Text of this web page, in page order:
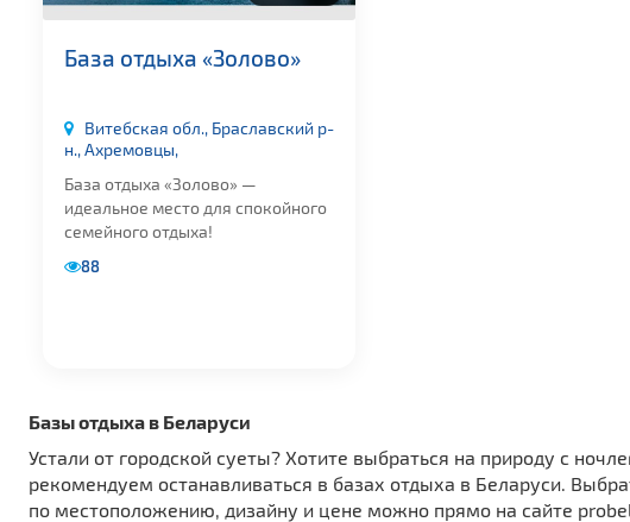
База отдыха «Золово»
Витебская обл., Браславский р-
н., Ахремовцы,
База отдыха «Золово» —
идеальное место для спокойного
семейного отдыха!
88
Базы отдыха в Беларуси
Устали от городской суеты? Хотите выбраться на природу с
рекомендуем останавливаться в базах отдыха в Беларуси.
по местоположению, дизайну и цене можно прямо на сайте